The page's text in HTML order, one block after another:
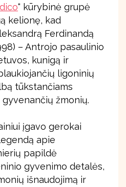
“ kūrybinė grupė
kelionę, kad
Ferdinandą
– Antrojo pasaulinio
kunigą ir
ligoninių
tūkstančiams
žmonių.
įgavo gerokai
apie
papildė
gyvenimo detalės,
išnaudojimą ir